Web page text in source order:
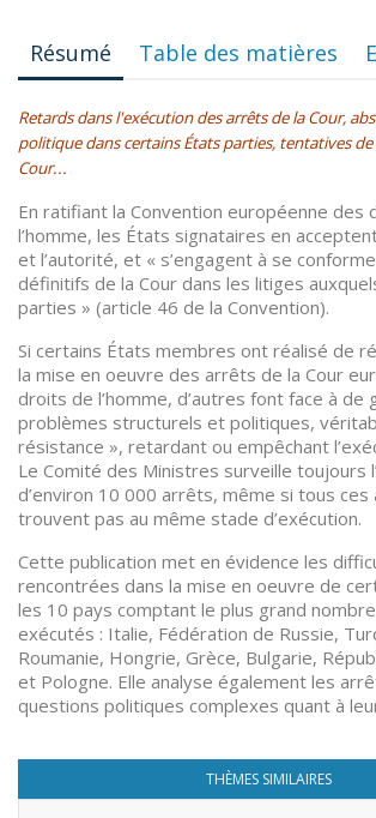
Résumé Table des matières
Retards dans l'exécution des arrêts de la Cour,
politique dans certains États parties, tentatives
Cour...
En ratifiant la Convention européenne des
l’homme, les États signataires en
et l’autorité, et « s’engagent à se
définitifs de la Cour dans les litiges
parties » (article 46 de la Convention).
Si certains États membres ont réalisé de
la mise en oeuvre des arrêts de la Cour
droits de l’homme, d’autres font face à de
problèmes structurels et politiques,
résistance », retardant ou empêchant
Le Comité des Ministres surveille toujours
d’environ 10 000 arrêts, même si tous
trouvent pas au même stade d’exécution.
Cette publication met en évidence les
rencontrées dans la mise en oeuvre de
les 10 pays comptant le plus grand
exécutés : Italie, Fédération de Russie,
Roumanie, Hongrie, Grèce, Bulgarie,
et Pologne. Elle analyse également les
questions politiques complexes quant à
THÈMES SIMILAIRES